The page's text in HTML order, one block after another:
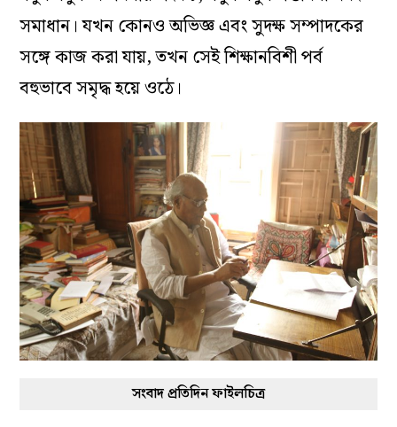
সমাধান। যখন কোনও অভিজ্ঞ এবং সুদক্ষ সম্পাদকের
সঙ্গে কাজ করা যায়, তখন সেই শিক্ষানবিশী পর্ব
বহুভাবে সমৃদ্ধ হয়ে ওঠে।
সংবাদ প্রতিদিন ফাইলচিত্র